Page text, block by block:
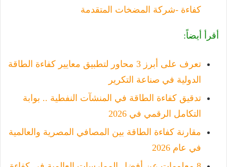
كفاءة -شركة المضخات المتقدمة
أقرأ أيضاً:
تعرف على أبرز 3 محاور لتطبيق معايير كفاءة الطاقة
الدولية في صناعة التكرير
تدقيق كفاءة الطاقة في المنشآت النفطية .. بوابة
التكامل الرقمي في 2026
مقارنة كفاءة الطاقة بين المصافي المصرية والعالمية
في عام 2026